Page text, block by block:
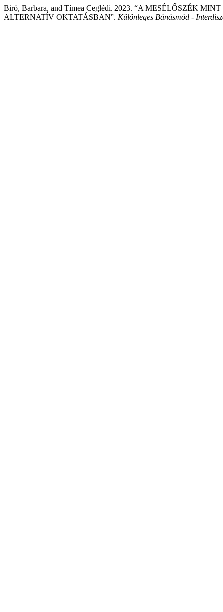
Biró, Barbara, and Tímea Ceglédi. 2023. “A MESÉLŐSZÉK
ALTERNATÍV OKTATÁSBAN”. Különleges Bánásmód -